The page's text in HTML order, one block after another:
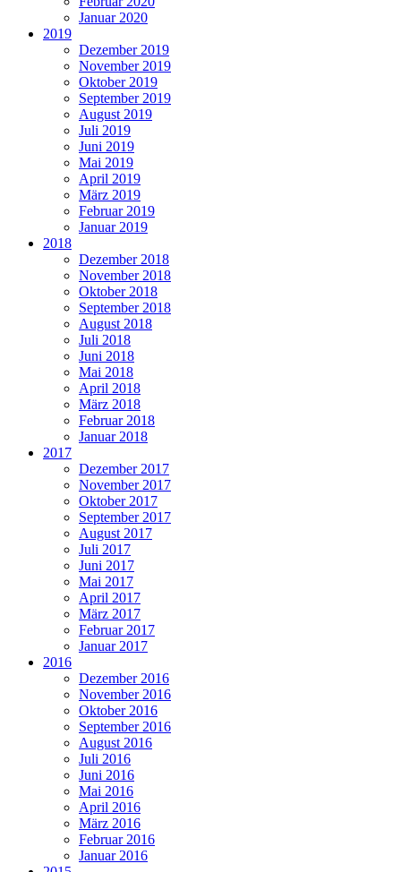
Januar 2020
2019
Dezember 2019
November 2019
Oktober 2019
September 2019
August 2019
Juli 2019
Juni 2019
Mai 2019
April 2019
März 2019
Februar 2019
Januar 2019
2018
Dezember 2018
November 2018
Oktober 2018
September 2018
August 2018
Juli 2018
Juni 2018
Mai 2018
April 2018
März 2018
Februar 2018
Januar 2018
2017
Dezember 2017
November 2017
Oktober 2017
September 2017
August 2017
Juli 2017
Juni 2017
Mai 2017
April 2017
März 2017
Februar 2017
Januar 2017
2016
Dezember 2016
November 2016
Oktober 2016
September 2016
August 2016
Juli 2016
Juni 2016
Mai 2016
April 2016
März 2016
Februar 2016
Januar 2016